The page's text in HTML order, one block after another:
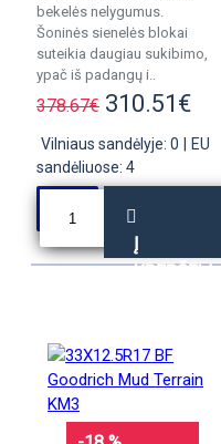
bekelės nelygumus.
Šoninės sienelės blokai
suteikia daugiau sukibimo,
ypač iš padangų i..
378.67€ 310.51€
Vilniaus sandėlyje: 0
EU
sandėliuose: 4
Į
KREPŠELĮ